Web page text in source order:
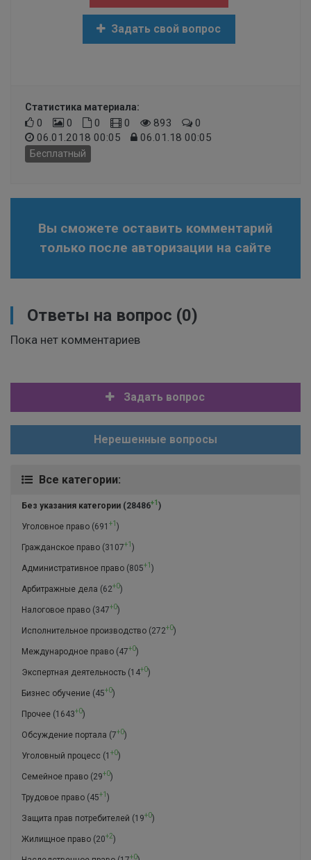
Задать свой вопрос
Статистика материала:
0 0 0 0 893
0
06.01.2018 00:05
06.01.18 00:05
Бесплатный
Вы сможете оставить комментарий
только после авторизации на сайте
Ответы на вопрос (0)
Пока нет комментариев
Задать вопрос
Нерешенные вопросы
Все категории:
Без указания категории (28486+1 )
Уголовное право (691 +1 )
Гражданское право (3107+1 )
Административное право (805+1 )
Арбитражные дела (62+0)
Налоговое право (347+0)
Исполнительное производство (272+0)
Международное право (47+0)
Экспертная деятельность (14+0)
Бизнес обучение (45+0)
Прочее (1643+0)
Обсуждение портала (7+0)
Уголовный процесс (1 +0)
Семейное право (29+0)
Трудовое право (45+1 )
Защита прав потребителей (19+0)
Жилищное право (20+2)
+0